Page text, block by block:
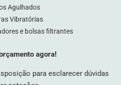
Agulhados
Vibratórias
e bolsas filtrantes
agora!
para esclarecer dúvidas